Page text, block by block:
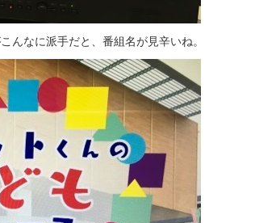
んなに派手だと、番組名が見辛いね。